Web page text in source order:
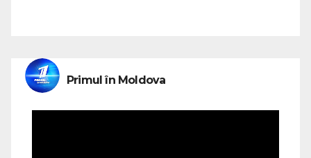
Primul în Moldova